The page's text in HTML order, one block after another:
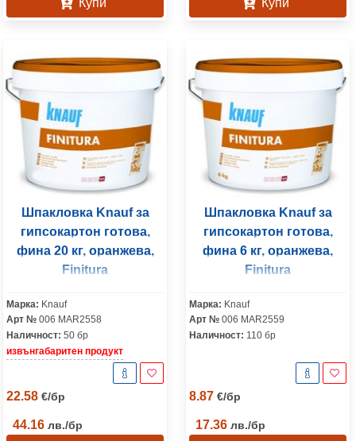
Купи Купи
Шпакловка Knauf за
гипсокартон готова,
фина 20 кг, оранжева,
Finitura
Марка: Knauf
Арт № 006 MAR2558
Наличност: 50 бр
извънгабаритен продукт
22.58 €/бр
44.16 лв./бр
Шпакловка Knauf за
гипсокартон готова,
фина 6 кг, оранжева,
Finitura
Марка: Knauf
Арт № 006 MAR2559
Наличност: 110 бр
8.87 €/бр
17.36 лв./бр